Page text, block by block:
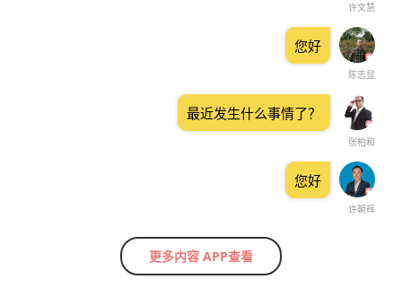
许文慧
陈志显
您好
张柏和
最近发生什么事情了？
许朝辉
您好
更多内容 APP查看